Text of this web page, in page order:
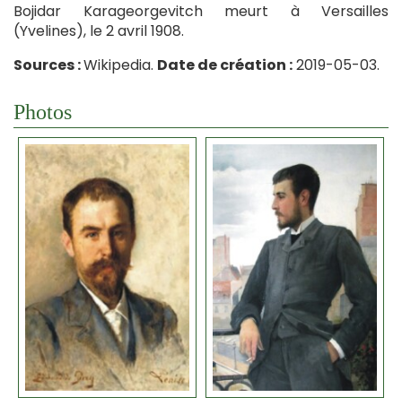
Bojidar Karageorgevitch meurt à Versailles
(Yvelines), le 2 avril 1908.
Sources :Wikipedia. Date de création :2019-05-03.
Photos